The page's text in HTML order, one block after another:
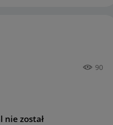
90
nie został